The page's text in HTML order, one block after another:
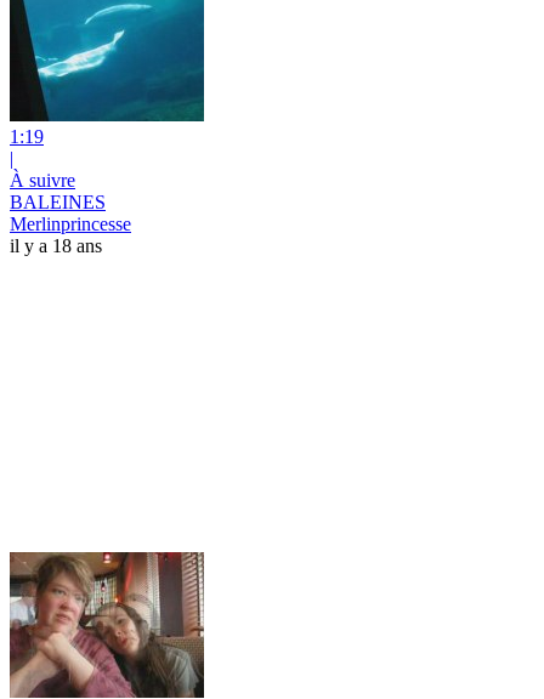
1:19
|
À suivre
BALEINES
Merlinprincesse
il y a 18 ans